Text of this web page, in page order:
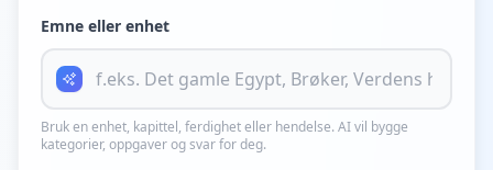
Emne eller enhet
Bruk en enhet, kapittel, ferdighet eller hendelse. AI vil bygge
kategorier, oppgaver og svar for deg.